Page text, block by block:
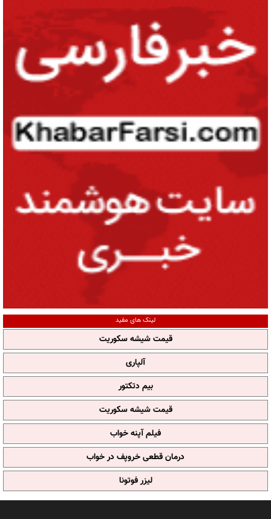
لینک های مفید
قیمت شیشه سکوریت
آلپاری
بیم دتکتور
قیمت شیشه سکوریت
فیلم آپنه خواب
درمان قطعی خروپف در خواب
لیزر فوتونا